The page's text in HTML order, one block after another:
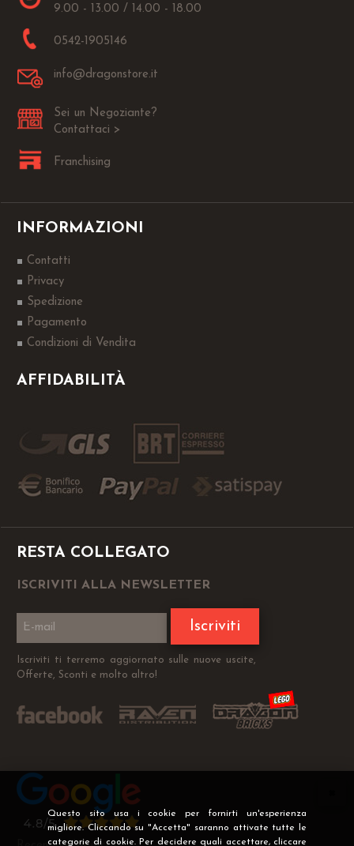
Questo sito usa i cookie per fornirti un'esperienza
migliore. Cliccando su "Accetta" saranno attivate tutte le
categorie di cookie. Per decidere quali accettare, cliccare
9.00 - 13.00 / 14.00 - 18.00
0542-1905146
info@dragonstore.it
Sei un Negoziante?
Contattaci >
Franchising
INFORMAZIONI
Contatti
Privacy
Spedizione
Pagamento
Condizioni di Vendita
AFFIDABILITÀ
RESTA COLLEGATO
ISCRIVITI ALLA NEWSLETTER
Iscriviti
Iscriviti ti terremo aggiornato sulle nuove uscite,
Offerte, Sconti e molto altro!